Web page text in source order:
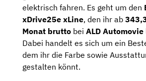
elektrisch fahren. Es geht um den
xDrive25e xLine, den ihr ab
Monat brutto bei ALD Automovie
Dabei handelt es sich um ein
dem ihr die Farbe sowie
gestalten könnt.